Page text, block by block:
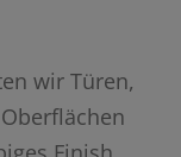
wir Türen,